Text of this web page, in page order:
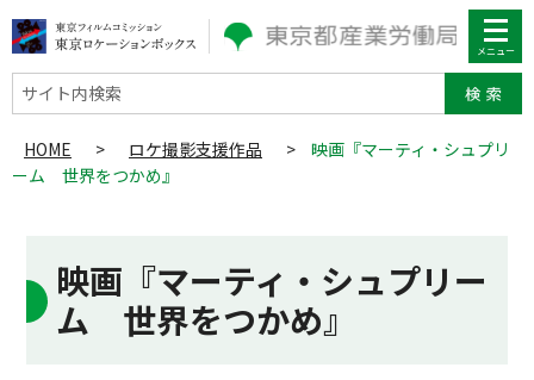
サイト内検索
HOME > ロケ撮影支援作品 >
映画『マーティ・シュプリ
ーム 世界をつかめ』
映画『マーティ・シュプリー
ム 世界をつかめ』